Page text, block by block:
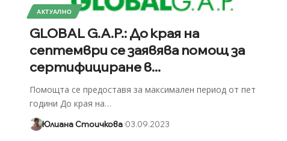
АКТУАЛНО
GLOBAL G.A.P.: До края на
септември се заявява помощ за
сертифициране в...
Помощта се предоставя за максимален период от пет
години До края на…
Юлиана Стоичкова 03.09.2023